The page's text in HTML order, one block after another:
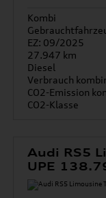
Kombi
EZ: 09/2025
27.947 km
Diesel
Verbrauch
CO2-Emission
CO2-Klasse
Audi RS5
UPE